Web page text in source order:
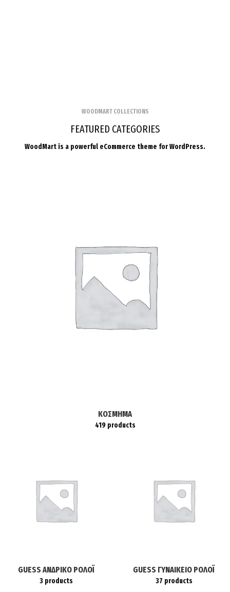
WOODMART COLLECTIONS
FEATURED CATEGORIES
WoodMart is a powerful eCommerce theme for WordPress.
ΚΌΣΜΗΜΑ
419 products
GUESS ΑΝΔΡΙΚΌ ΡΟΛΌΙ
3 products
GUESS ΓΥΝΑΙΚΕΊΟ ΡΟΛΌΙ
37 products